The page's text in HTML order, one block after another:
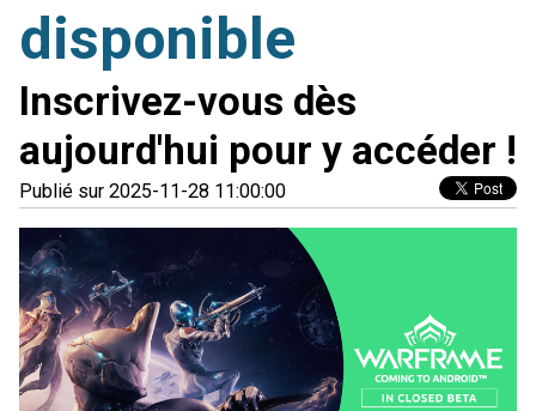
disponible
Inscrivez-vous dès
aujourd'hui pour y accéder !
Publié sur 2025-11-28 11:00:00